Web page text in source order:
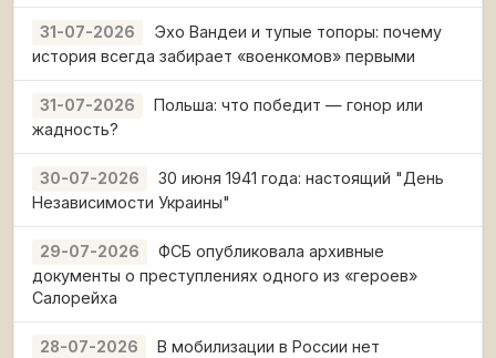
31-07-2026
Эхо Вандеи и тупые топоры: почему
история всегда забирает «военкомов» первыми
31-07-2026
Польша: что победит — гонор или
жадность?
30-07-2026
30 июня 1941 года: настоящий "День
Независимости Украины"
29-07-2026
ФСБ опубликовала архивные
документы о преступлениях одного из «героев»
Салорейха
28-07-2026
В мобилизации в России нет